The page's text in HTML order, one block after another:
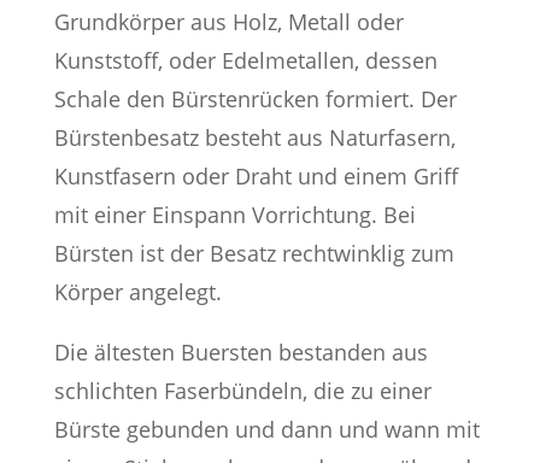
Grundkörper aus Holz, Metall oder
Kunststoff, oder Edelmetallen, dessen
Schale den Bürstenrücken formiert. Der
Bürstenbesatz besteht aus Naturfasern,
Kunstfasern oder Draht und einem Griff
mit einer Einspann Vorrichtung. Bei
Bürsten ist der Besatz rechtwinklig zum
Körper angelegt.
Die ältesten Buersten bestanden aus
schlichten Faserbündeln, die zu einer
Bürste gebunden und dann und wann mit